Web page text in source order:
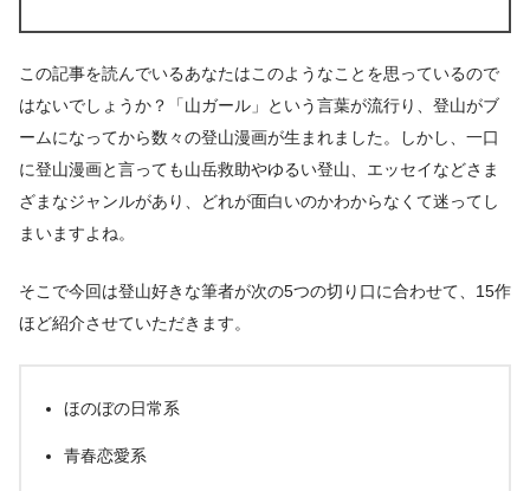
この記事を読んでいるあなたはこのようなことを思っているので
はないでしょうか？「山ガール」という言葉が流行り、登山がブ
ームになってから数々の登山漫画が生まれました。しかし、一口
に登山漫画と言っても山岳救助やゆるい登山、エッセイなどさま
ざまなジャンルがあり、どれが面白いのかわからなくて迷ってし
まいますよね。
そこで今回は登山好きな筆者が次の5つの切り口に合わせて、15作
ほど紹介させていただきます。
ほのぼの日常系
青春恋愛系